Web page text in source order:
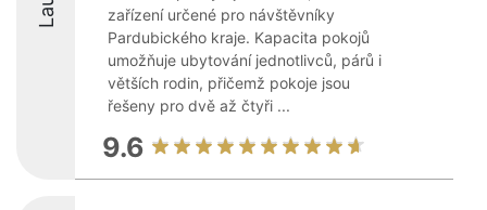
zařízení určené pro návštěvníky
Pardubického kraje. Kapacita pokojů
umožňuje ubytování jednotlivců, párů i
větších rodin, přičemž pokoje jsou
řešeny pro dvě až čtyři ...
9.6